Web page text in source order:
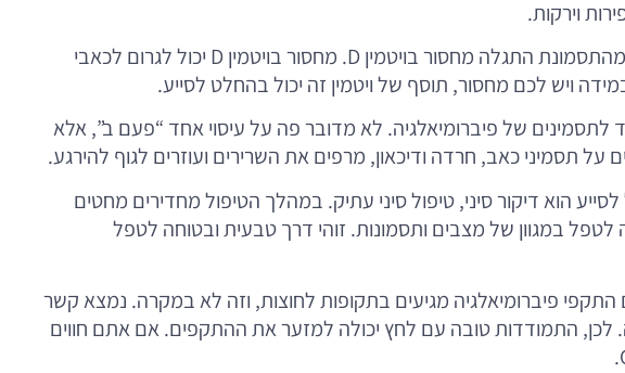
וירקות.
להרבה אנשים שסובלים מהתסמונת התגלה מחסור בויטמין D. מחסור בויטמין D יכול לגרום לכאבי
ויש לכם מחסור, תוסף של ויטמין זה יכול בהחלט לסייע.
לתסמינים של פיברומיאלגיה. לא מדובר פה על עיסוי אחד “פעם ב”, אלא
על תסמיני כאב, חרדה ודיכאון, מרפים את השרירים ועוזרים לגוף להירגע.
הוא דיקור סיני, טיפול סיני עתיק. במהלך הטיפול מחדירים מחטים
במגוון של מצבים ותסמונות. זוהי דרך טבעית ובטוחה לטפל
פיברומיאלגיה מגיעים בתקופות לחוצות, וזה לא במקרה. נמצא קשר
לכן, התמודדות טובה עם לחץ יכולה למזער את ההתקפים. אם אתם חווים